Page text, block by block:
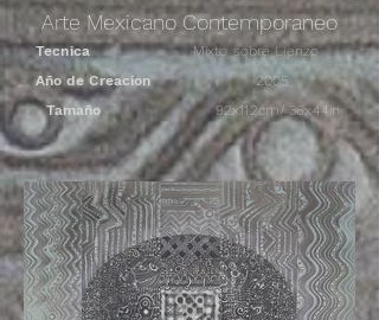
Arte Mexicano Contemporaneo
Tecnica
Mixto sobre Lienzo
Año de Creacion
Tamaño
2005
92x112cm/ 36x44in